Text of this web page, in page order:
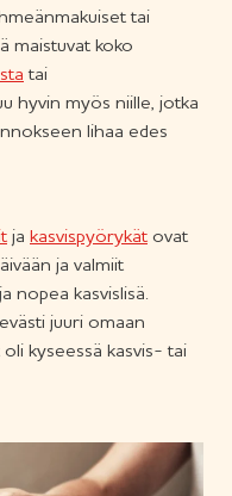
tai
maistuvat koko
tai
hyvin myös niille, jotka
lihaa edes
ja kasvispyörykät ovat
ja valmiit
nopea kasvislisä.
juuri omaan
kyseessä kasvis- tai